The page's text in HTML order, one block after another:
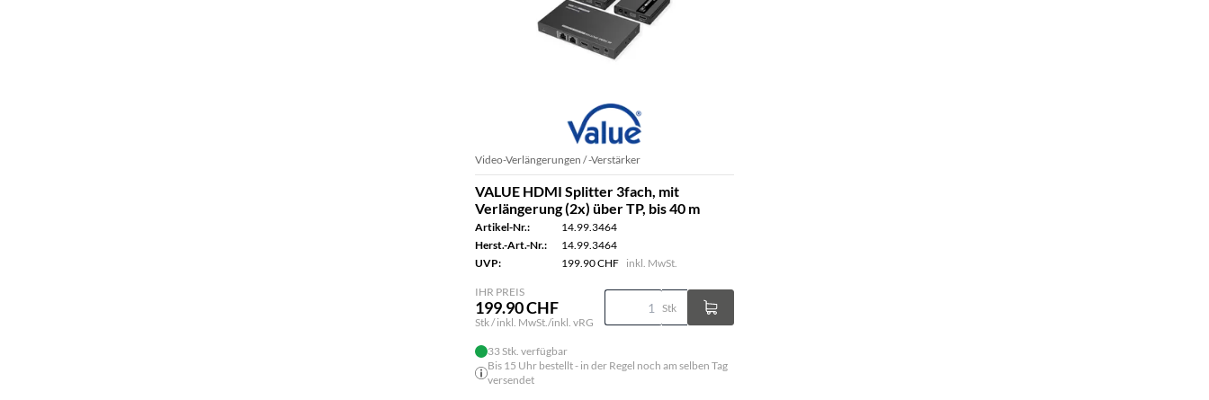
Video-Verlängerungen / -Verstärker
VALUE HDMI Splitter 3fach, mit
Verlängerung (2x) über TP, bis 40 m
Artikel-Nr.:
14.99.3464
Herst.-Art.-Nr.:
14.99.3464
UVP:
199.90 CHF inkl. MwSt.
IHR PREIS
199.90 CHF
Stk / inkl. MwSt./inkl. vRG
Stk
33 Stk. verfügbar
Bis 15 Uhr bestellt - in der Regel noch am selben Tag
versendet